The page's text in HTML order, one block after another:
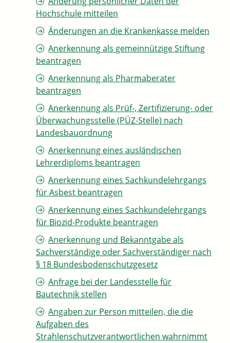
Hochschule mitteilen
Änderungen an die Krankenkasse melden
Anerkennung als gemeinnützige Stiftung
beantragen
Anerkennung als Pharmaberater
beantragen
Anerkennung als Prüf-, Zertifizierung- oder
Überwachungsstelle (PÜZ-Stelle) nach
Landesbauordnung
Anerkennung eines ausländischen
Lehrerdiploms beantragen
Anerkennung eines Sachkundelehrgangs
für Asbest beantragen
Anerkennung eines Sachkundelehrgangs
für Biozid-Produkte beantragen
Anerkennung und Bekanntgabe als
Sachverständige oder Sachverständiger nach
§ 18 Bundesbodenschutzgesetz
Anfrage bei der Landesstelle für
Bautechnik stellen
Angaben zur Person mitteilen, die die
Aufgaben des
Strahlenschutzverantwortlichen wahrnimmt